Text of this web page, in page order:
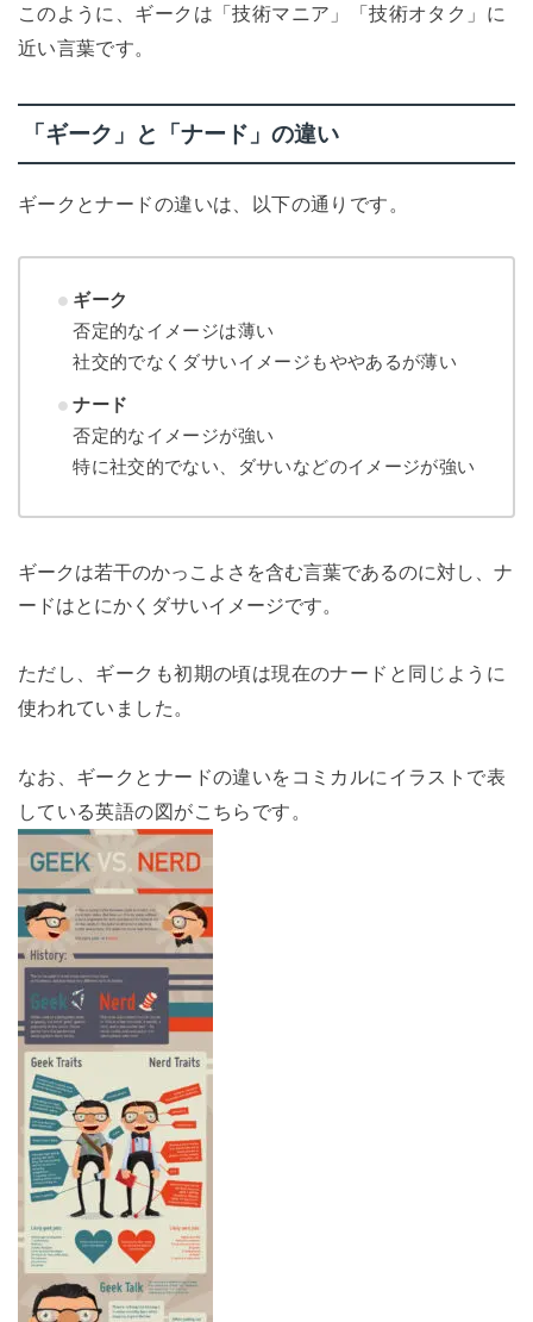
このように、ギークは「技術マニア」「技術オタク」に
近い言葉です。
「ギーク」と「ナード」の違い
ギークとナードの違いは、以下の通りです。
ギーク
否定的なイメージは薄い
社交的でなくダサいイメージもややあるが薄い
ナード
否定的なイメージが強い
特に社交的でない、ダサいなどのイメージが強い
ギークは若干のかっこよさを含む言葉であるのに対し、ナ
ードはとにかくダサいイメージです。
ただし、ギークも初期の頃は現在のナードと同じように
使われていました。
なお、ギークとナードの違いをコミカルにイラストで表
している英語の図がこちらです。